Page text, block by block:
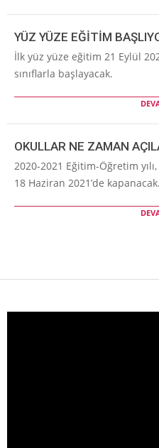
YÜZ YÜZE EĞİTİM
İlk yüz yüze eğitim 21 Eylül
sınıflarla başlayacak.
OKULLAR NE ZAMAN
2020-2021 Eğitim-Öğretim
18 Haziran 2021’de kapanacak.